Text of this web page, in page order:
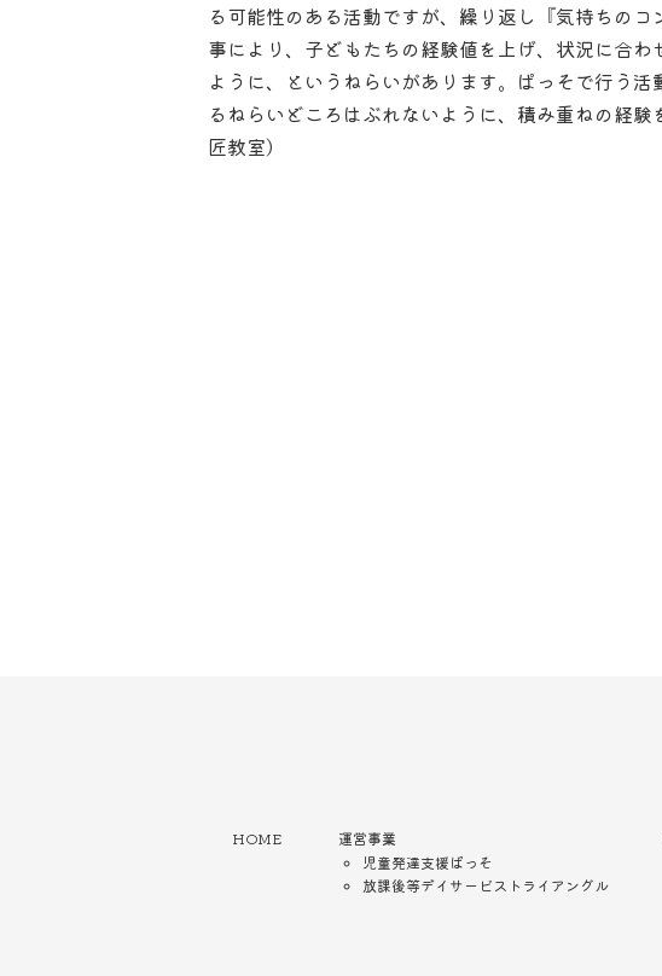
る可能性のある活動ですが、繰り返し『気持ちの
事により、子どもたちの経験値を上げ、状況に合
ように、というねらいがあります。ぱっそで行う
るねらいどころはぶれないように、積み重ねの経
匠教室）
HOME
運営事業
児童発達支援ぱっそ
放課後等デイサービストライアングル